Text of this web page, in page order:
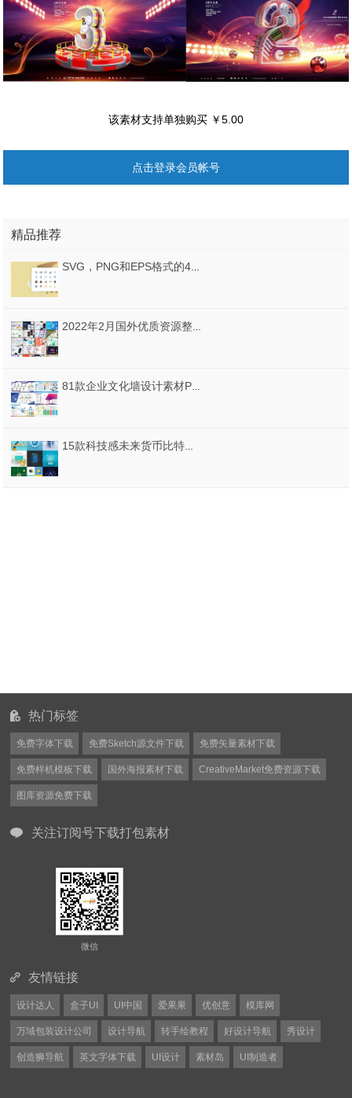
该素材支持单独购买 ￥5.00
点击登录会员帐号
精品推荐
热门标签
免费字体下载 免费Sketch源文件下载 免费矢量素材下载
免费样机模板下载 国外海报素材下载 CreativeMarket免费资源下载
图库资源免费下载
关注订阅号下载打包素材
微信
友情链接
设计达人 盒子UI UI中国 爱果果 优创意 模库网
万域包装设计公司 设计导航 转手绘教程 好设计导航 秀设计
创造狮导航 英文字体下载 UI设计 素材岛 UI制造者